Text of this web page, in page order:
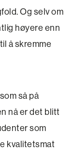
Og selv om
høye­re enn
å skremme
så på
nå er det blitt
som
kvalitetsmat